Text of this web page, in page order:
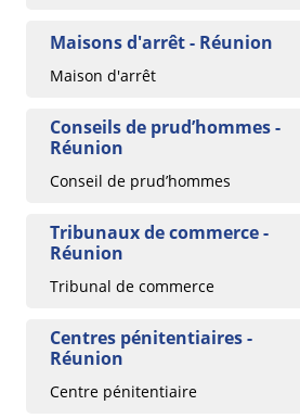
Maisons d'arrêt - Réunion
Maison d'arrêt
Conseils de prud’hommes -
Réunion
Conseil de prud’hommes
Tribunaux de commerce -
Réunion
Tribunal de commerce
Centres pénitentiaires -
Réunion
Centre pénitentiaire